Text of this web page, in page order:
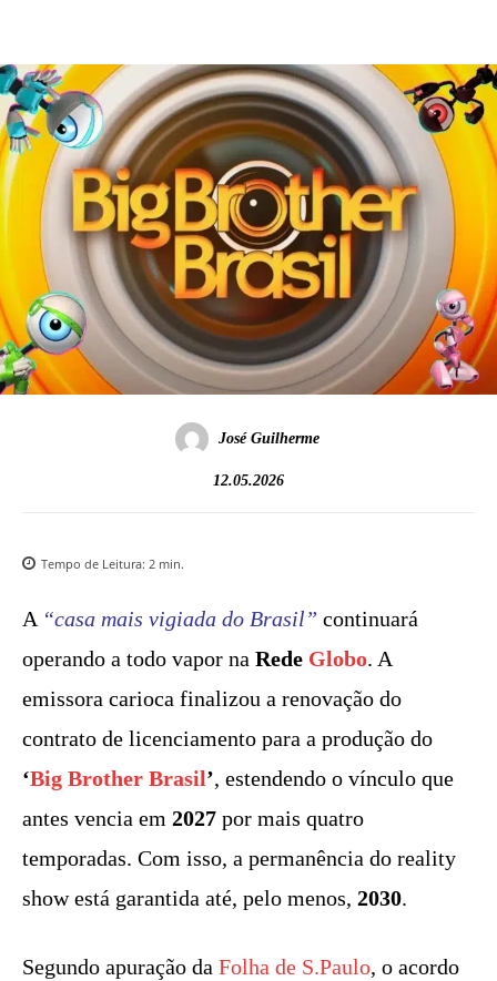
José Guilherme
12.05.2026
Tempo de Leitura: 2 min.
A “casa mais vigiada do Brasil” continuará
operando a todo vapor na Rede Globo. A
emissora carioca finalizou a renovação do
contrato de licenciamento para a produção do
‘Big Brother Brasil’, estendendo o vínculo que
antes vencia em 2027 por mais quatro
temporadas. Com isso, a permanência do reality
show está garantida até, pelo menos, 2030.
Segundo apuração da Folha de S.Paulo, o acordo